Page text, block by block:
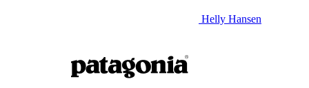
Helly Hansen